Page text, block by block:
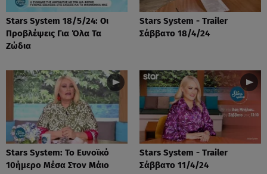
Stars System 18/5/24: Οι
Προβλέψεις Για Όλα Τα
Ζώδια
Stars System - Trailer
Σάββατο 18/4/24
Stars System: Το Ευνοϊκό
10ήμερο Μέσα Στον Μάιο
Stars System - Trailer
Σάββατο 11/4/24